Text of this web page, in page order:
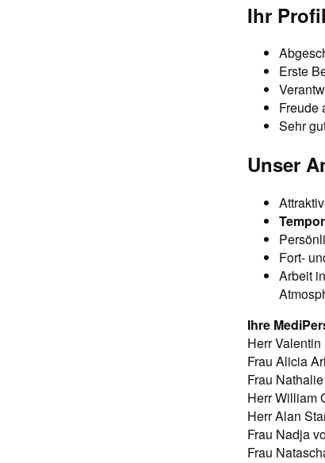
Ihr
Erste
Freude
Sehr
Unser
Fort-
Arbeit
Ihre
Herr
Frau Alicia
Frau
Herr William
Herr Alan
Frau Nadja
Frau